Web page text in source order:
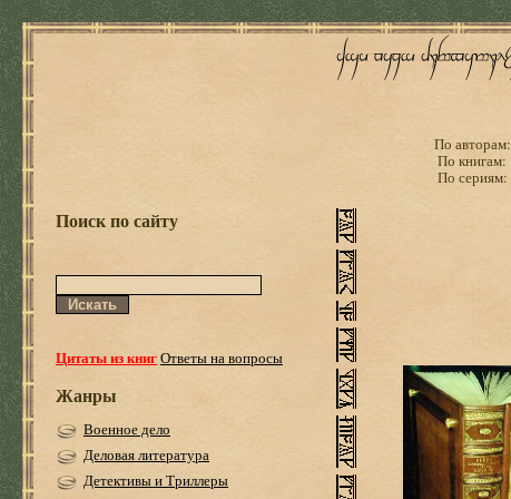
По авторам:
По книгам:
По сериям:
Поиск по сайту
Цитаты из книгОтветы на вопросы
Жанры
Военное дело
Деловая литература
Детективы и Триллеры